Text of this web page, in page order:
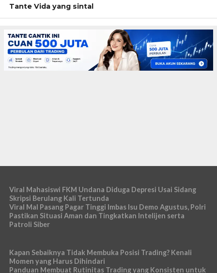
Tante Vida yang sintal
Viral Mahasiswi FKM Undana Diduga Depresi Usai Sidang
Skripsi Berulang Kali Tertunda
Viral Mal Pasang Pagar Tinggi Imbas Isu Demo Agustus, Polri
Pastikan Situasi Aman dan Tingkatkan Intelijen serta
Patroli Siber
Kapan Sebaiknya Tidak Membuka Posisi Trading? Kenali
Momen yang Harus Dihindari
Panduan Membuat Rutinitas Trading yang Konsisten untuk